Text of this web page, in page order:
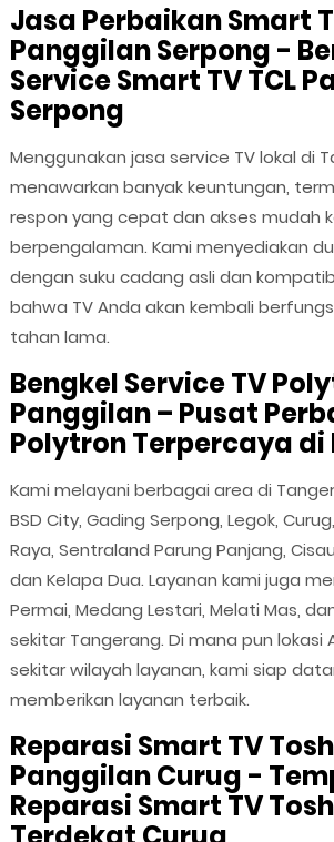
Jasa Perbaikan Smart
Panggilan Serpong -
Service Smart TV TCL
Serpong
Menggunakan jasa service TV lokal di
menawarkan banyak keuntungan,
respon yang cepat dan akses mudah
berpengalaman. Kami menyediakan
dengan suku cadang asli dan
bahwa TV Anda akan kembali
tahan lama.
Bengkel Service TV
Panggilan – Pusat
Polytron Terpercaya
Kami melayani berbagai area di
BSD City, Gading Serpong, Legok,
Raya, Sentraland Parung Panjang,
dan Kelapa Dua. Layanan kami juga
Permai, Medang Lestari, Melati Mas,
sekitar Tangerang. Di mana pun lokasi
sekitar wilayah layanan, kami siap
memberikan layanan terbaik.
Reparasi Smart TV
Panggilan Curug -
Reparasi Smart TV